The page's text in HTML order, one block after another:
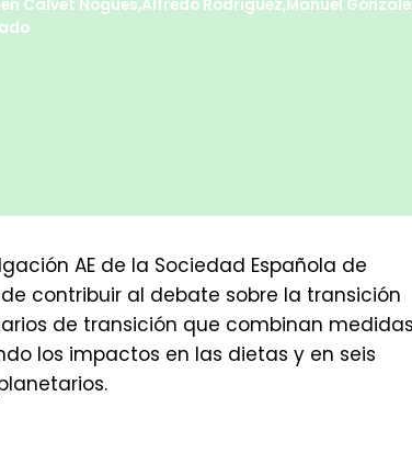
Calvet Nogues,Alfredo Rodríguez,Manuel
AE de la Sociedad Española de
contribuir al debate sobre la transición
de transición que combinan medidas
los impactos en las dietas y en seis